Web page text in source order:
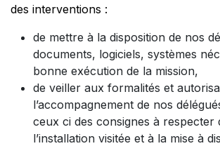
des interventions :
de mettre à la disposition de nos
documents, logiciels, systèmes
bonne exécution de la mission,
de veiller aux formalités et
l’accompagnement de nos
ceux ci des consignes à respecter
l’installation visitée et à la mise à